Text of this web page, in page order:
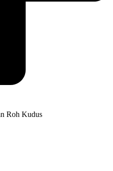
Roh Kudus